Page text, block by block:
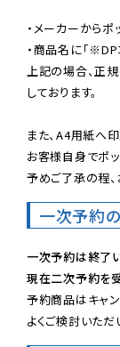
・メーカーから
・商品名に「
上記の場合、正
しております。
また、A4用紙へ
お客様自身でポッ
予めご了承の程、
一次予約
一次予約は終了い
現在二次予約を受
予約商品はキャ
よくご検討いただ